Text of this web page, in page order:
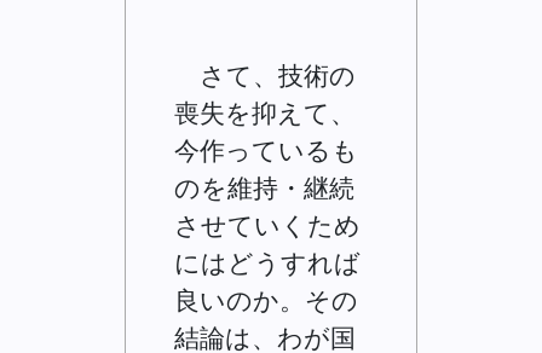
さて、技術の
喪失を抑えて、
今作っているも
のを維持・継続
させていくため
にはどうすれば
良いのか。その
結論は、わが国